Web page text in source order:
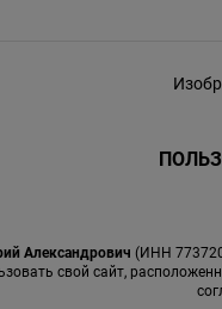
Александрович (ИНН
свой сайт,